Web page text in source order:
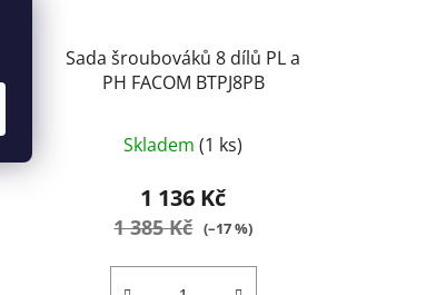
Sada šroubováků 8 dílů PL a
PH FACOM BTPJ8PB
Skladem(1 ks)
1 136 Kč
1 385 Kč (–17 %)